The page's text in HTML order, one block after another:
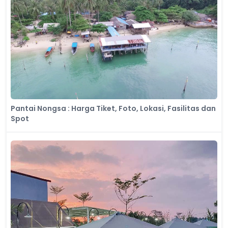
Pantai Nongsa : Harga Tiket, Foto, Lokasi, Fasilitas dan
Spot